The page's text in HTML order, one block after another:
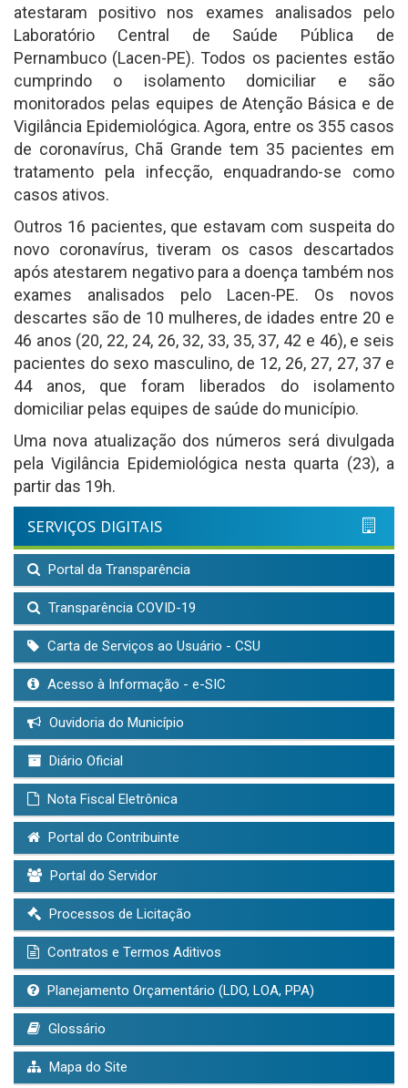
atestaram positivo nos exames analisados pelo
Laboratório Central de Saúde Pública de
Pernambuco (Lacen-PE). Todos os pacientes estão
cumprindo o isolamento domiciliar e são
monitorados pelas equipes de Atenção Básica e de
Vigilância Epidemiológica. Agora, entre os 355 casos
de coronavírus, Chã Grande tem 35 pacientes em
tratamento pela infecção, enquadrando-se como
casos ativos.
Outros 16 pacientes, que estavam com suspeita do
novo coronavírus, tiveram os casos descartados
após atestarem negativo para a doença também nos
exames analisados pelo Lacen-PE. Os novos
descartes são de 10 mulheres, de idades entre 20 e
46 anos (20, 22, 24, 26, 32, 33, 35, 37, 42 e 46), e seis
pacientes do sexo masculino, de 12, 26, 27, 27, 37 e
44 anos, que foram liberados do isolamento
domiciliar pelas equipes de saúde do município.
Uma nova atualização dos números será divulgada
pela Vigilância Epidemiológica nesta quarta (23), a
partir das 19h.
SERVIÇOS DIGITAIS
Portal da Transparência
Transparência COVID-19
Carta de Serviços ao Usuário - CSU
Acesso à Informação - e-SIC
Ouvidoria do Município
Diário Oficial
Nota Fiscal Eletrônica
Portal do Contribuinte
Portal do Servidor
Processos de Licitação
Contratos e Termos Aditivos
Planejamento Orçamentário (LDO, LOA, PPA)
Glossário
Mapa do Site